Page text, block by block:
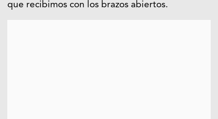
que recibimos con los brazos abiertos.